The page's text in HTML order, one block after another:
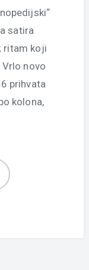
satira
ritam koji
novo
prihvata
kolona,